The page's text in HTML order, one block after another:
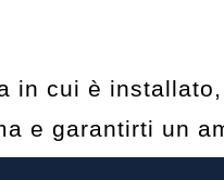
in cui è
e garantirti un